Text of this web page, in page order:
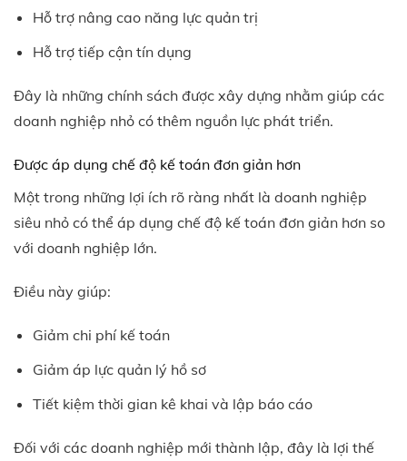
Hỗ trợ nâng cao năng lực quản trị
Hỗ trợ tiếp cận tín dụng
Đây là những chính sách được xây dựng nhằm giúp các
doanh nghiệp nhỏ có thêm nguồn lực phát triển.
Được áp dụng chế độ kế toán đơn giản hơn
Một trong những lợi ích rõ ràng nhất là doanh nghiệp
siêu nhỏ có thể áp dụng chế độ kế toán đơn giản hơn so
với doanh nghiệp lớn.
Điều này giúp:
Giảm chi phí kế toán
Giảm áp lực quản lý hồ sơ
Tiết kiệm thời gian kê khai và lập báo cáo
Đối với các doanh nghiệp mới thành lập, đây là lợi thế